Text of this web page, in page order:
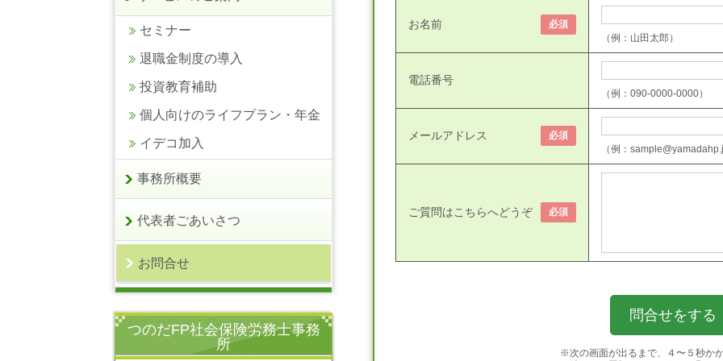
お名前
必須
（例：山田太郎）
電話番号
（例：090-0000-0000）
メールアドレス
必須
（例：
ご質問はこちらへどうぞ 必須
※次の画面が出るまで、４〜５秒かか
セミナー
退職金制度の導入
投資教育補助
個人向けのライフプラン・年金
イデコ加入
事務所概要
代表者ごあいさつ
お問合せ
つのだFP社会保険労務士事務
所